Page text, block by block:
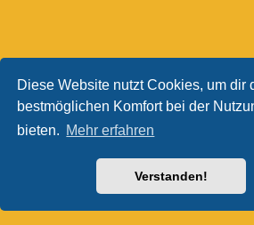
Diese Website nutzt Cookies, um dir
bestmöglichen Komfort bei der
bieten. Mehr erfahren
Verstanden!